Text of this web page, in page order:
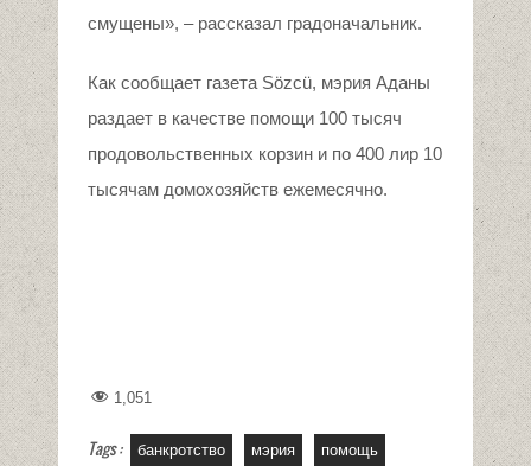
смущены», – рассказал градоначальник.
Как сообщает газета Sözcü, мэрия Аданы
раздает в качестве помощи 100 тысяч
продовольственных корзин и по 400 лир 10
тысячам домохозяйств ежемесячно.
1,051
Tags : банкротство мэрия помощь